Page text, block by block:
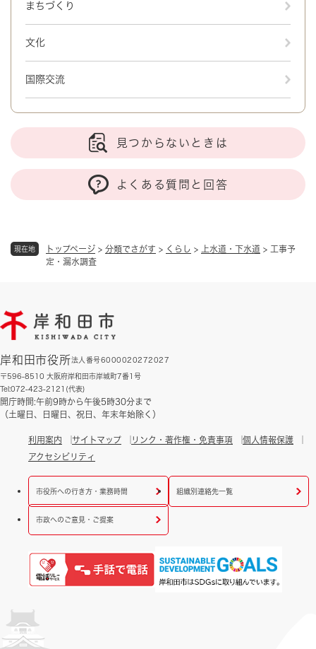
現在地 トップページ > 分類でさがす > くらし > 上水道・下水道 > 工事予
定・漏水調査
まちづくり
文化
国際交流
見つからないときは
よくある質問と回答
岸和田市役所法人番号6000020272027
〒596-8510 大阪府岸和田市岸城町7番1号
Tel:072-423-2121(代表)
開庁時間:午前9時から午後5時30分まで
（土曜日、日曜日、祝日、年末年始除く）
利用案内 サイトマップ リンク・著作権・免責事項
個人情報保護
アクセシビリティ
市役所への行き方・業務時間 組織別連絡先一覧
市政へのご意見・ご提案